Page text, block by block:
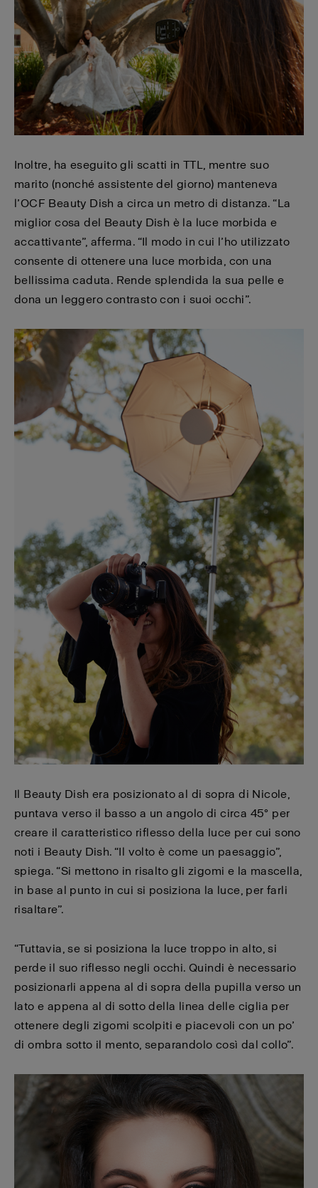
Inoltre, ha eseguito gli scatti in TTL, mentre suo
marito (nonché assistente del giorno) manteneva
l’OCF Beauty Dish a circa un metro di distanza. “La
miglior cosa del Beauty Dish è la luce morbida e
accattivante”, afferma. “Il modo in cui l’ho utilizzato
consente di ottenere una luce morbida, con una
bellissima caduta. Rende splendida la sua pelle e
dona un leggero contrasto con i suoi occhi”.
Il Beauty Dish era posizionato al di sopra di Nicole,
puntava verso il basso a un angolo di circa 45° per
creare il caratteristico riflesso della luce per cui sono
noti i Beauty Dish. “Il volto è come un paesaggio”,
spiega. “Si mettono in risalto gli zigomi e la mascella,
in base al punto in cui si posiziona la luce, per farli
risaltare”.
“Tuttavia, se si posiziona la luce troppo in alto, si
perde il suo riflesso negli occhi. Quindi è necessario
posizionarli appena al di sopra della pupilla verso un
lato e appena al di sotto della linea delle ciglia per
ottenere degli zigomi scolpiti e piacevoli con un po’
di ombra sotto il mento, separandolo così dal collo”.